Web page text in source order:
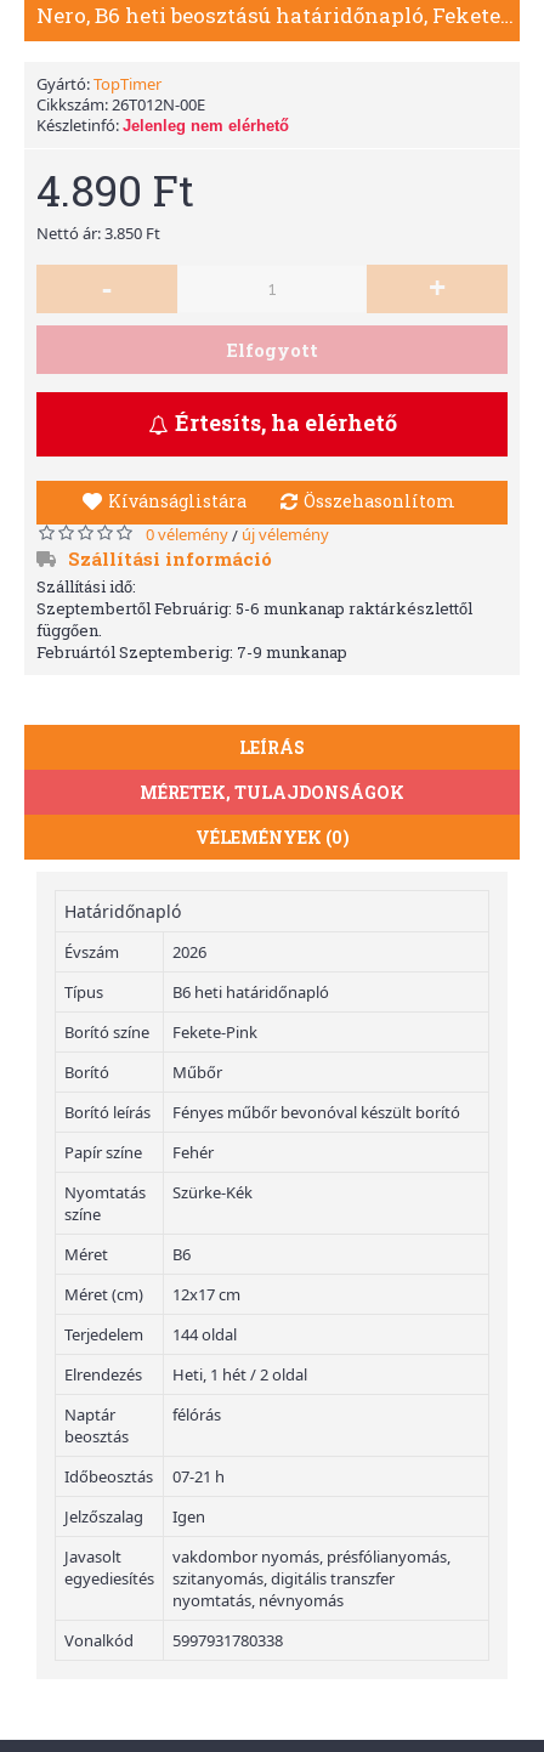
Nero, B6 heti beosztású határidőnapló, Fekete-Pink
Gyártó:TopTimer
Cikkszám:26T012N-00E
Készletinfó: Jelenleg nem elérhető
4.890 Ft
Nettó ár: 3.850 Ft
- +
Elfogyott
Értesíts, ha elérhető
Kívánságlistára Összehasonlítom
0 vélemény/ új vélemény
Szállítási információ
Szállítási idő:
Szeptembertől Februárig: 5-6 munkanap raktárkészlettől
függően.
Februártól Szeptemberig: 7-9 munkanap
LEÍRÁS
MÉRETEK, TULAJDONSÁGOK
VÉLEMÉNYEK (0)
Határidőnapló
Évszám
2026
Típus
B6 heti határidőnapló
Borító színe
Fekete-Pink
Borító
Műbőr
Borító leírás
Fényes műbőr bevonóval készült borító
Papír színe
Fehér
Nyomtatás
színe
Szürke-Kék
Méret
B6
Méret (cm)
12x17 cm
Terjedelem
144 oldal
Elrendezés
Heti, 1 hét / 2 oldal
Naptár
beosztás
félórás
Időbeosztás
07-21 h
Jelzőszalag
Igen
Javasolt
egyediesítés
vakdombor nyomás, présfólianyomás,
szitanyomás, digitális transzfer
nyomtatás, névnyomás
Vonalkód
5997931780338